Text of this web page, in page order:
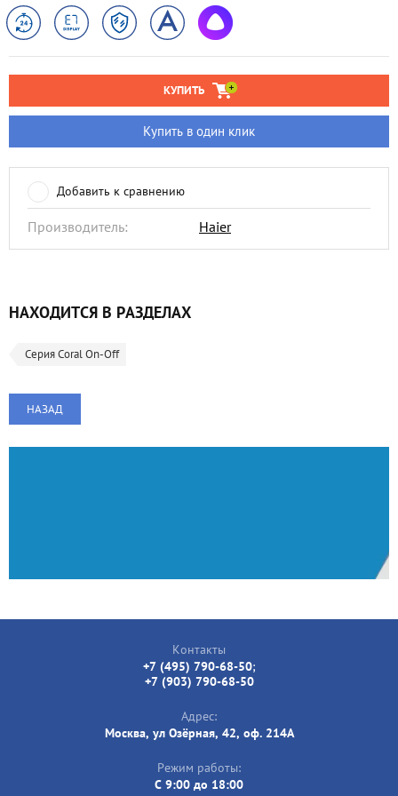
КУПИТЬ
Купить в один клик
Добавить к сравнению
Производитель: Haier
НАХОДИТСЯ В РАЗДЕЛАХ
Серия Coral On-Off
НАЗАД
Контакты
+7 (495) 790-68-50;
+7 (903) 790-68-50
Адрес:
Москва, ул Озёрная, 42, оф. 214А
Режим работы:
C 9:00 до 18:00